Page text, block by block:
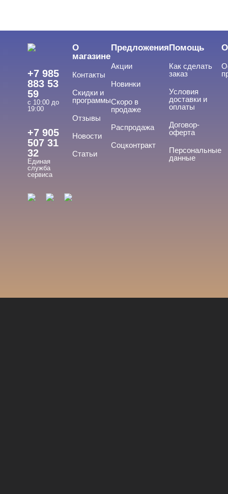
3д
4-d гели
База
Вельвет
Для френча
Показать все
+7 985
883 53
59
с 10:00 до
19:00
+7 905
507 31
32
Единая
служба
сервиса
О
магазине
Контакты
Скидки и
программы
Отзывы
Новости
Статьи
Предложения
Акции
Новинки
Скоро в
продаже
Распродажа
Соцконтракт
Помощь
Как сделать
заказ
Условия
доставки и
оплаты
Договор-
оферта
Персональные
данные